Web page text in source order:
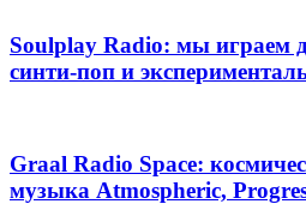
Soulplay Radio: мы играем
синти-поп и
Graal Radio Space:
музыка Atmospheric,